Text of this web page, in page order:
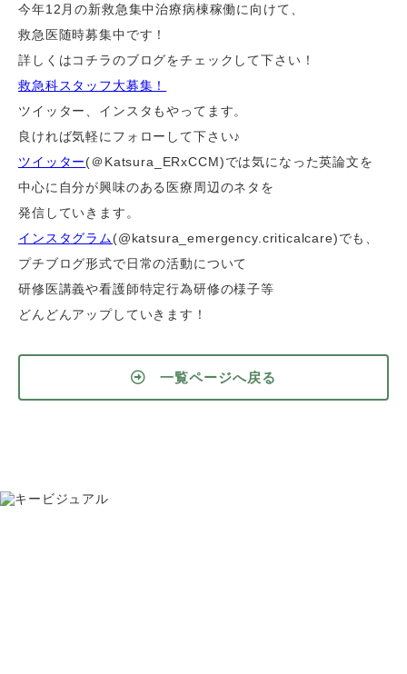
今年12 月の新救急集中治療病棟稼働に向けて、
救急医随時募集中です！
詳しくはコチラのブログをチェックして下さい！
救急科スタッフ大募集！
ツイッター、インスタもやってます。
良ければ気軽にフォローして下さい♪
ツイッター(＠ Katsura_ERxCCM)では気になった英論文を
中心に自分が興味のある医療周辺のネタを
発信していきます。
インスタグラム(@katsura_emergency.criticalcare)でも、
プチブログ形式で日常の活動について
研修医講義や看護師特定行為研修の様子等
どんどんアップしていきます！
一覧ページへ戻る